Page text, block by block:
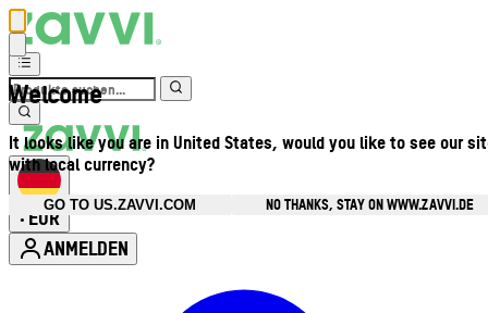
Welcome
It looks like you are in United States, would you like to see our
with local currency?
GO TO US.ZAVVI.COM
NO THANKS, STAY ON WWW.ZAVVI.DE
• EUR
ANMELDEN